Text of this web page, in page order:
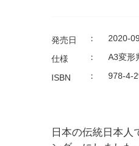
発売日 ： 2020-
仕様 ： A3変形
ISBN ： 978-4-
日本の伝統日本人